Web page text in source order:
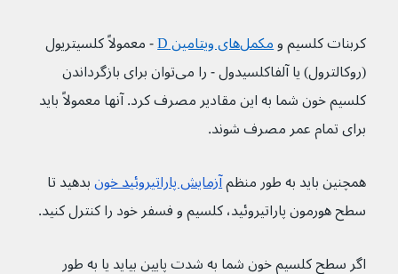
کربنات کلسیم و مکمل‌های ویتامین D
- معمولاً کلسیتریول
(روکالترول) یا آلفاکلسیدول - را می‌توان برای بازگرداندن
کلسیم خون شما به این مقادیر مصرف کرد. آنها معمولاً باید
برای تمام عمر مصرف شوند.
همچنین باید به طور منظم آزمایش پاراتیروئید خون بدهید تا
سطح هورمون پاراتیروئید، کلسیم و فسفر خود را کنترل کنید.
اگر سطح کلسیم خون شما به شدت پایین بیاید یا به طور